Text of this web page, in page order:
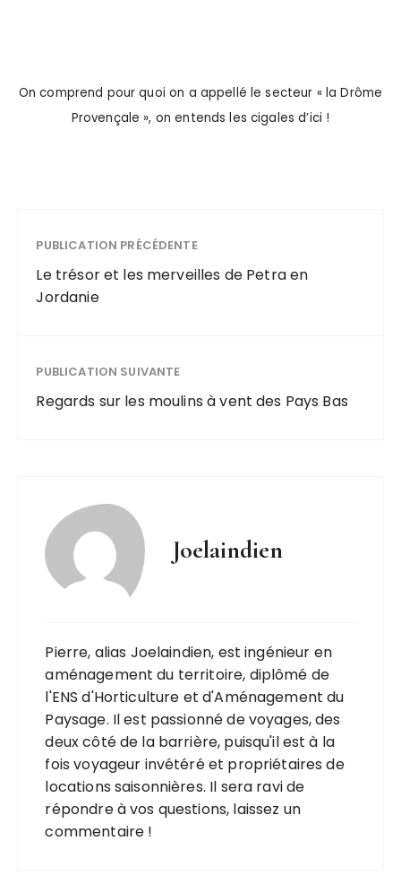
On comprend pour quoi on a appellé le secteur « la Drôme
Provençale », on entends les cigales d’ici !
PUBLICATION PRÉCÉDENTE
Le trésor et les merveilles de Petra en
Jordanie
PUBLICATION SUIVANTE
Regards sur les moulins à vent des Pays Bas
Joelaindien
Pierre, alias Joelaindien, est ingénieur en
aménagement du territoire, diplômé de
l'ENS d'Horticulture et d'Aménagement du
Paysage. Il est passionné de voyages, des
deux côté de la barrière, puisqu'il est à la
fois voyageur invétéré et propriétaires de
locations saisonnières. Il sera ravi de
répondre à vos questions, laissez un
commentaire !